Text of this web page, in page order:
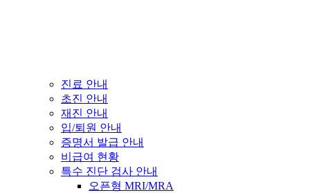
진료 안내
초진 안내
재진 안내
입/퇴원 안내
증명서 발급 안내
비급여 현황
특수 진단 검사 안내
오픈형 MRI/MRA